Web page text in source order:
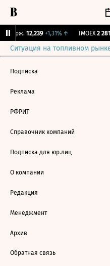
Бирж. 12,239 +1,31%↑ IMOEX 2
Ситуация на топливном
Подписка
Реклама
РФРИТ
Справочник компаний
Подписка для юр.лиц
О компании
Редакция
Менеджмент
Архив
Обратная связь